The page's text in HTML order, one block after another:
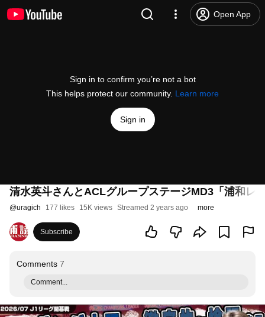
Open App
Sign in to confirm you’re not a bot
This helps protect our community. Learn more
Sign in
清水英斗さんとACLグループステージMD3「浦和レ
@uragich 177 likes 15K views Streamed 2 years ago more
Subscribe
Comments 7
Comment...